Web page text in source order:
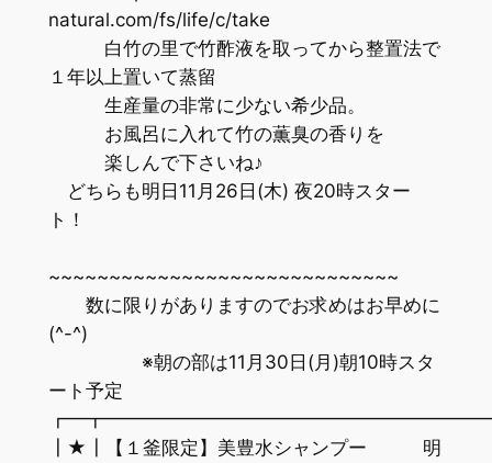
natural.com/fs/life/c/take
白竹の里で竹酢液を取ってから整置法で
１年以上置いて蒸留
生産量の非常に少ない希少品。
お風呂に入れて竹の薫臭の香りを
楽しんで下さいね♪
どちらも明日11月26日(木) 夜20時スター
ト！
~~~~~~~~~~~~~~~~~~~~~~~~~~~~~
数に限りがありますのでお求めはお早めに
(^-^)
※朝の部は11月30日(月)朝10時スタ
ート予定
┃★┃【１釜限定】美豊水シャンプー 明